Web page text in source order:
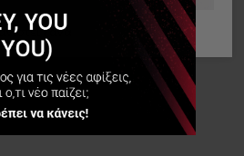
ξανά